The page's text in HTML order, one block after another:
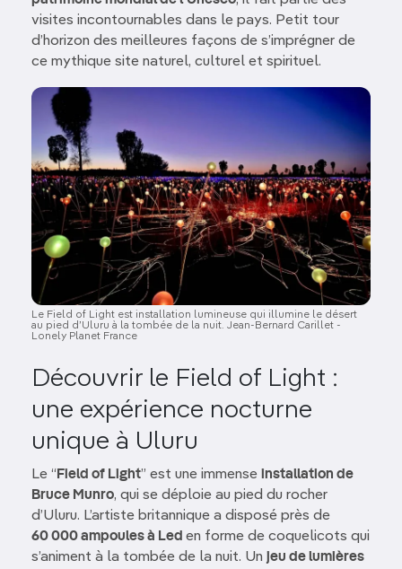
visites incontournables dans le pays. Petit tour
d’horizon des meilleures façons de s’imprégner de
ce mythique site naturel, culturel et spirituel.
Image
Le Field of Light est installation lumineuse qui illumine le désert
au pied d’Uluru à la tombée de la nuit. Jean-Bernard Carillet -
Lonely Planet France
Découvrir le Field of Light :
une expérience nocturne
unique à Uluru
Le “ Field of Light” est une immense installation de
Bruce Munro, qui se déploie au pied du rocher
d’Uluru. L’artiste britannique a disposé près de
60 000 ampoules à Led en forme de coquelicots qui
s’animent à la tombée de la nuit. Un jeu de lumières